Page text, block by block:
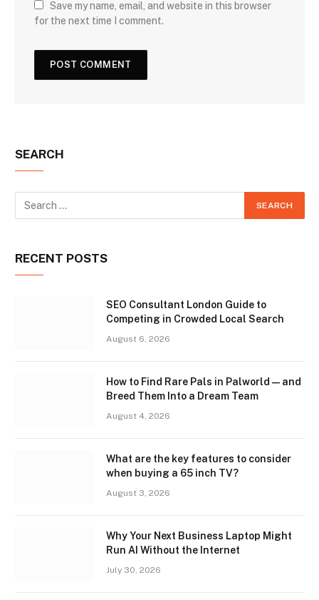
Save my name, email, and website in this browser
for the next time I comment.
SEARCH
RECENT POSTS
SEO Consultant London Guide to
Competing in Crowded Local Search
August 6, 2026
How to Find Rare Pals in Palworld — and
Breed Them Into a Dream Team
August 4, 2026
What are the key features to consider
when buying a 65 inch TV?
August 3, 2026
Why Your Next Business Laptop Might
Run AI Without the Internet
July 30, 2026